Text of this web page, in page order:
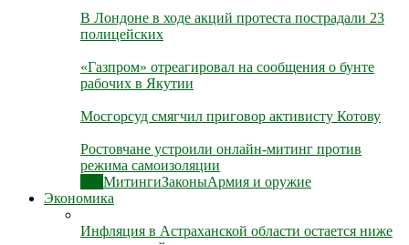
В Лондоне в ходе акций протеста пострадали 23
полицейских
«Газпром» отреагировал на сообщения о бунте
рабочих в Якутии
Мосгорсуд смягчил приговор активисту Котову
Ростовчане устроили онлайн-митинг против
режима самоизоляции
МитингиЗаконыАрмия и оружие
Экономика
Инфляция в Астраханской области остается ниже